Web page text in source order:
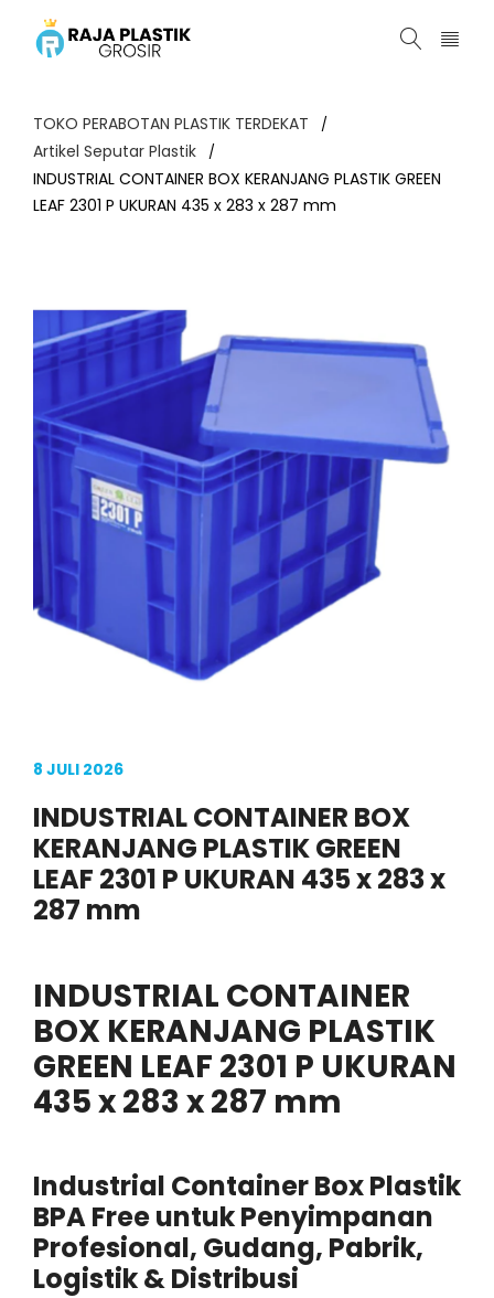
TOKO PERABOTAN PLASTIK TERDEKAT /
Artikel Seputar Plastik /
INDUSTRIAL CONTAINER BOX KERANJANG PLASTIK GREEN
LEAF 2301 P UKURAN 435 x 283 x 287 mm
8 JULI 2026
INDUSTRIAL CONTAINER BOX
KERANJANG PLASTIK GREEN
LEAF 2301 P UKURAN 435 x 283 x
287 mm
INDUSTRIAL CONTAINER
BOX KERANJANG PLASTIK
GREEN LEAF 2301 P UKURAN
435 x 283 x 287 mm
Industrial Container Box Plastik
BPA Free untuk Penyimpanan
Profesional, Gudang, Pabrik,
Logistik & Distribusi